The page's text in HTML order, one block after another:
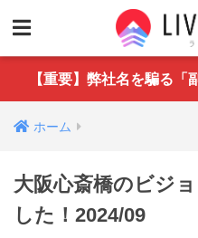
【重要】弊社名を騙る
ホーム
大阪心斎橋のビジ
した！2024/09